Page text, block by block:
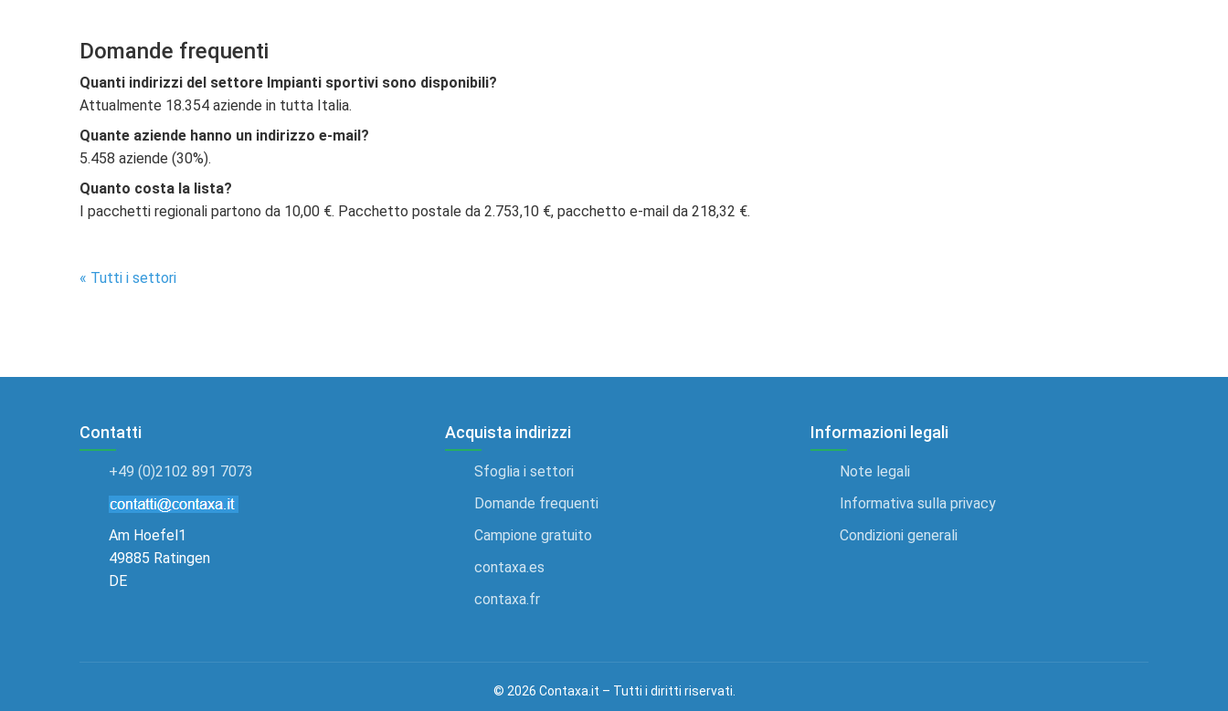
Domande frequenti
Quanti indirizzi del settore Impianti sportivi sono disponibili?
Attualmente 18.354 aziende in tutta Italia.
Quante aziende hanno un indirizzo e-mail?
5.458 aziende (30%).
Quanto costa la lista?
I pacchetti regionali partono da 10,00 €. Pacchetto postale da 2.753,10 €, pacchetto e-mail da 218,32 €.
« Tutti i settori
Contatti
+49 (0)2102 891 7073
Am Hoefel1
49885 Ratingen
DE
Acquista indirizzi
Sfoglia i settori
Domande frequenti
Campione gratuito
contaxa.es
contaxa.fr
Informazioni legali
Note legali
Informativa sulla privacy
Condizioni generali
© 2026 Contaxa.it – Tutti i diritti riservati.